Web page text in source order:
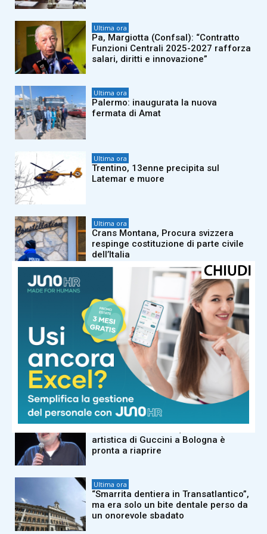
Ultima ora
Pa, Margiotta (Confsal): “Contratto
Funzioni Centrali 2025-2027 rafforza
salari, diritti e innovazione”
Ultima ora
Palermo: inaugurata la nuova
fermata di Amat
Ultima ora
Trentino, 13enne precipita sul
Latemar e muore
Ultima ora
Crans Montana, Procura svizzera
respinge costituzione di parte civile
dell’Italia
Covid, Senato Usa dichiara Fauci
colpevole di oltraggio al Congresso
Ultima ora
Carolina Marconi, la corsa al pronto
soccorso: “Certe paure non vanno
mai via”
Ultima ora
artistica di Guccini a Bologna è
pronta a riaprire
Ultima ora
“Smarrita dentiera in Transatlantico”,
ma era solo un bite dentale perso da
un onorevole sbadato